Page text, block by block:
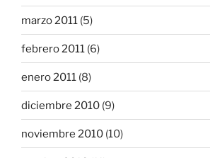
marzo 2011 (5)
febrero 2011 (6)
enero 2011 (8)
diciembre 2010 (9)
noviembre 2010 (10)